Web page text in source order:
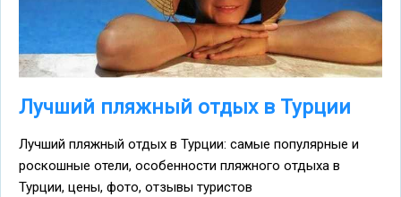
Лучший пляжный отдых в Турции
Лучший пляжный отдых в Турции: самые популярные и
роскошные отели, особенности пляжного отдыха в
Турции, цены, фото, отзывы туристов